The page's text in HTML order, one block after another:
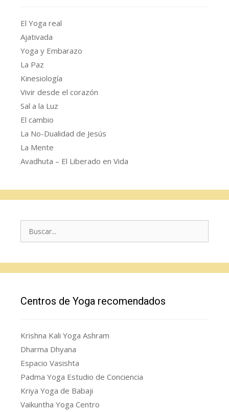
El Yoga real
Ajativada
Yoga y Embarazo
La Paz
Kinesiología
Vivir desde el corazón
Sal a la Luz
El cambio
La No-Dualidad de Jesús
La Mente
Avadhuta – El Liberado en Vida
Centros de Yoga recomendados
Krishna Kali Yoga Ashram
Dharma Dhyana
Espacio Vasishta
Padma Yoga Estudio de Conciencia
Kriya Yoga de Babaji
Vaikuntha Yoga Centro